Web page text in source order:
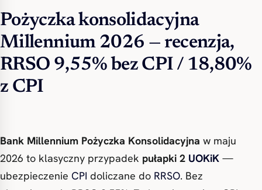
Pożyczka konsolidacyjna
Millennium 2026 — recenzja,
RRSO 9,55% bez CPI / 18,80%
z CPI
Bank Millennium Pożyczka Konsolidacyjna w maju
2026 to klasyczny przypadek pułapki 2 UOKiK —
ubezpieczenie CPI doliczane do RRSO. Bez